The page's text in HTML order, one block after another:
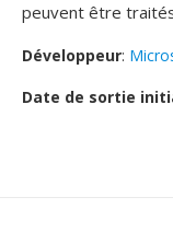
peuvent être
Développeur:
Date de sortie